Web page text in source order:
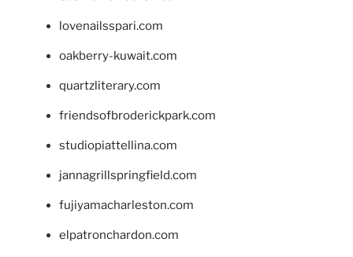
lovenailsspari.com
oakberry-kuwait.com
quartzliterary.com
friendsofbroderickpark.com
studiopiattellina.com
jannagrillspringfield.com
fujiyamacharleston.com
elpatronchardon.com